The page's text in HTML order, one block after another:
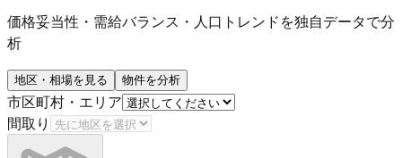
価格妥当性・需給バランス・人口トレンドを独自データで分
析
地区・相場を見る 物件を分析
市区町村・エリア
間取り